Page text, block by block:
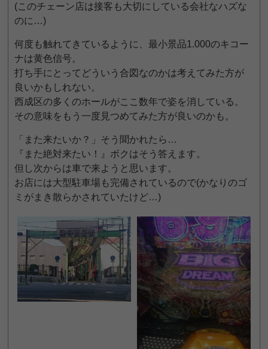
(このチェーン店は接客も大切にしている会社なハズな
のに…)
何度も触れてきているように、最小景品1.000のキコー
ナは黄色信号。
打ち手にとってどういう合図なのかは考えてみた方が
良いかもしれない。
西成区の多くのホールがここ数年で姿を消している。
その意味をもう一度見つめてみた方が良いのかも。
「また来たいか？」そう聞かれたら…
『また絶対来たい！』ボクはそう答えます。
但し次からは車で来ようと思います。
お店には大型駐車場も完備されているので(かなりのゴ
ミがまき散らかされていたけど…)